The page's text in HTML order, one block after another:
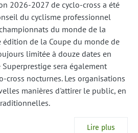
2026-2027 de cyclo-cross a été
du cyclisme professionnel
du monde de la
édition de la Coupe du monde de
limitée à douze dates en
sera également
cross nocturnes. Les organisations
manières d'attirer le public, en
Lire plus